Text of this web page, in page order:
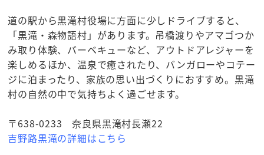
道の駅から黒滝村役場に方面に少しドライブすると、
「黒滝・森物語村」があります。吊橋渡りやアマゴつか
み取り体験、バーベキューなど、アウトドアレジャーを
楽しめるほか、温泉で癒されたり、バンガローやコテー
ジに泊まったり、家族の思い出づくりにおすすめ。黒滝
村の自然の中で気持ちよく過ごせます。
〒638-0233 奈良県黒滝村長瀬22
吉野路黒滝の詳細はこちら